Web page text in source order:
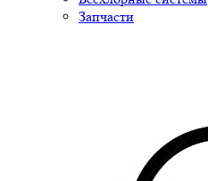
Запчасти